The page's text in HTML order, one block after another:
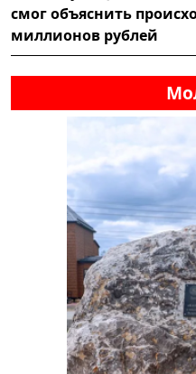
смог объяснить
миллионов рублей